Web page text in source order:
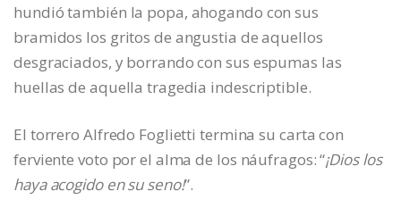
hundió también la popa, ahogando con sus
bramidos los gritos de angustia de aquellos
desgraciados, y borrando con sus espumas las
huellas de aquella tragedia indescriptible.
El torrero Alfredo Foglietti termina su carta con
ferviente voto por el alma de los náufragos: “¡Dios los
haya acogido en su seno!”.